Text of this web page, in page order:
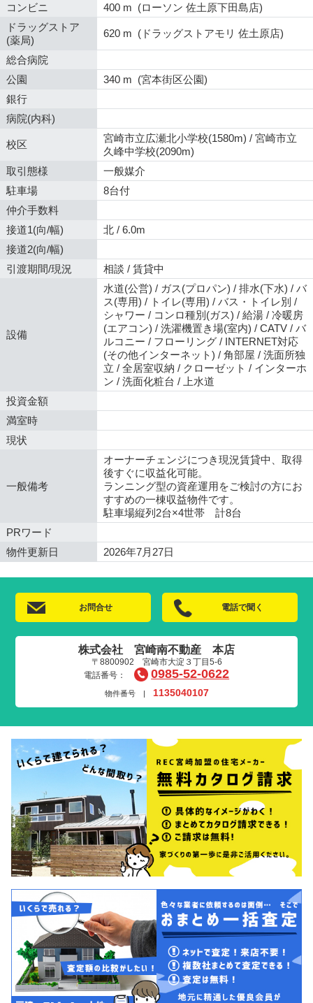
コンビニ
400 m (ローソン 佐土原下田島店)
ドラッグストア
(薬局)
620 m (ドラッグストアモリ 佐土原店)
総合病院
公園
340 m (宮本街区公園)
銀行
病院(内科)
校区
宮崎市立広瀬北小学校(1580m) / 宮崎市立
久峰中学校(2090m)
取引態様
一般媒介
駐車場
8台付
仲介手数料
接道1(向/幅)
北 / 6.0m
接道2(向/幅)
引渡期間/現況
相談 / 賃貸中
設備
水道(公営) / ガス(プロパン) / 排水(下水) / バ
ス(専用) / トイレ(専用) / バス・トイレ別 /
シャワー / コンロ種別(ガス) / 給湯 / 冷暖房
(エアコン) / 洗濯機置き場(室内) / CATV / バ
ルコニー / フローリング / INTERNET対応
(その他インターネット) / 角部屋 / 洗面所独
立 / 全居室収納 / クローゼット / インターホ
ン / 洗面化粧台 / 上水道
投資金額
満室時
現状
一般備考
オーナーチェンジにつき現況賃貸中、取得
後すぐに収益化可能。
ランニング型の資産運用をご検討の方にお
すすめの一棟収益物件です。
駐車場縦列2台×4世帯 計8台
PRワード
物件更新日
2026年7月27日
お問合せ 電話で聞く
株式会社 宮崎南不動産 本店
〒8800902 宮崎市大淀３丁目5-6
電話番号：
0985-52-0622
物件番号 | 1135040107